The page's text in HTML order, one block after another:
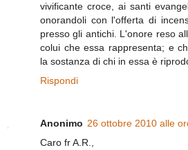
vivificante croce, ai santi
onorandoli con l'offerta di
presso gli antichi. L'onore reso
colui che essa rappresenta; e
la sostanza di chi in essa è
Rispondi
Anonimo 26 ottobre 2010 alle
Caro fr A.R.,